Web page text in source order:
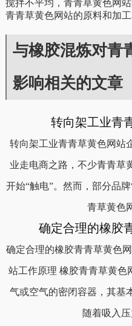
搅拌不平均，青青草黄色网
青青草黄色网站的原料和加
与橡胶混炼对青
影响相关的文章
转向架工业青
转向架工业青青草黄色网站
业走电商之路，不少青青草
开始“触电”。然而，部分品
青草黄色
确定合理的橡胶
确定合理的橡胶青青草黄色
站工作原理 橡胶青青草黄色
气或空气的密闭容器，其基
随着吸入